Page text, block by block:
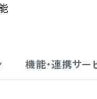
機能・連携サー